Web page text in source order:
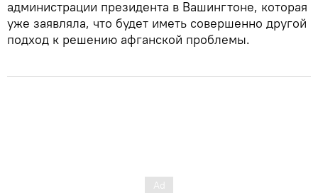
администрации президента в Вашингтоне, которая
уже заявляла, что будет иметь совершенно другой
подход к решению афганской проблемы.